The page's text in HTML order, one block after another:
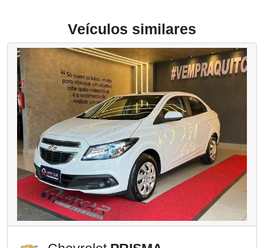
Veículos similares